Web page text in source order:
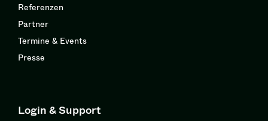
Referenzen
Partner
Termine & Events
Presse
Login & Support